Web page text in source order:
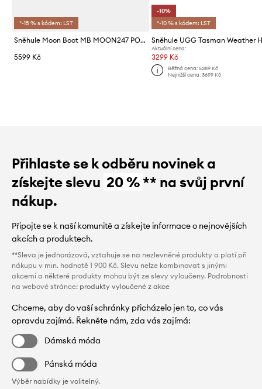
*-15 % s kódem: LST
Sněhule Moon Boot MB MOON247 POLAR WP
5599 Kč
-10%
*-10 % s kódem: LST
Sněhule UGG Tasman Weather
Aktuální cena:
3299 Kč
Běžná cena: 5389 Kč
Nejnižší cena: 3699 Kč
Přihlaste se k odběru novinek a
získejte slevu 20 %** na svůj první
nákup.
Připojte se k naší komunitě a získejte informace o nejnovějších
akcích a produktech.
**Sleva je jednorázová, vztahuje se na nezlevněné produkty a platí při
nákupu v min. hodnotě 1 900 Kč. Slevu nelze kombinovat s jinými
akcemi a některé produkty mohou být ze slevy vyloučeny. Podrobnosti
na webové stránce: produkty vyloučené z akce
Chceme, aby do vaší schránky přicházelo jen to, co vás
opravdu zajímá. Řekněte nám, zda vás zajímá:
Dámská móda
Pánská móda
Výběr nabídky je volitelný.